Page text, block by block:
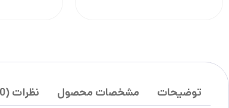
توضیحات مشخصات محصول نظرات (0)